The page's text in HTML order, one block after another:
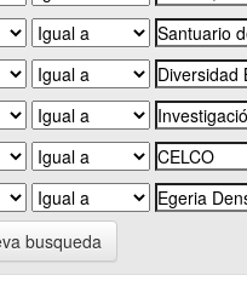
busqueda